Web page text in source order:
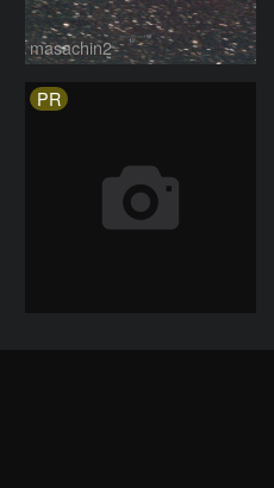
masachin2
PR